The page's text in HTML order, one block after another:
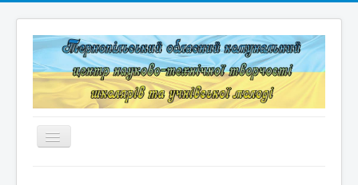
Перемикач
навігації